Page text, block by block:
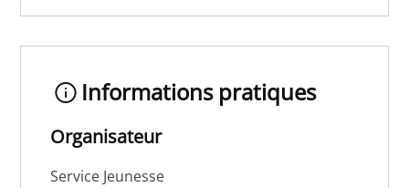
Informations pratiques
Organisateur
Service Jeunesse